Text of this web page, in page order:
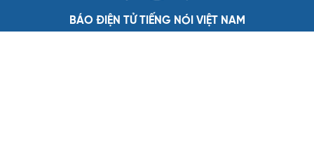
với xung đột Ukraine